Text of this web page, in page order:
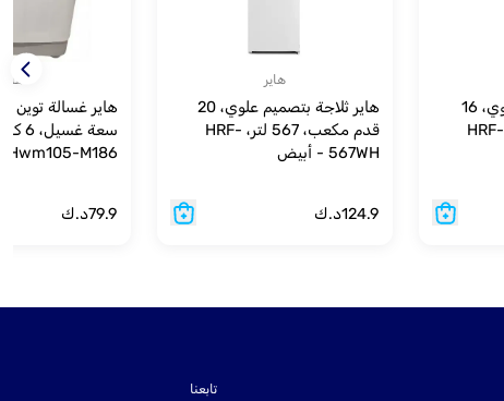
هاير ثلاجة بتصميم علوي، 16
قدم مكعب، 457 لتر، HRF-
هاير
هاير ثلاجة بتصميم علوي، 20
قدم مكعب، 567 لتر، HRF-
567WH - أبيض
124.9د.ك
هاير
سعة
79.9د.ك
تابعنا